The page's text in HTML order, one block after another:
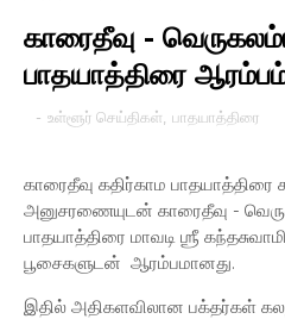
காரைதீவு -
பாதயாத்திரை
- உள்ளூர் செய்திகள் பாதயாத்திரை
காரைதீவு கதிர்காம பாதயாத்திரை
அனுசரணையுடன் காரைதீவு -
பாதயாத்திரை மாவடி ஶ்ரீ
பூசைகளுடன் ஆரம்பமானது.
இதில் அதிகளவிலான பக்தர்கள்